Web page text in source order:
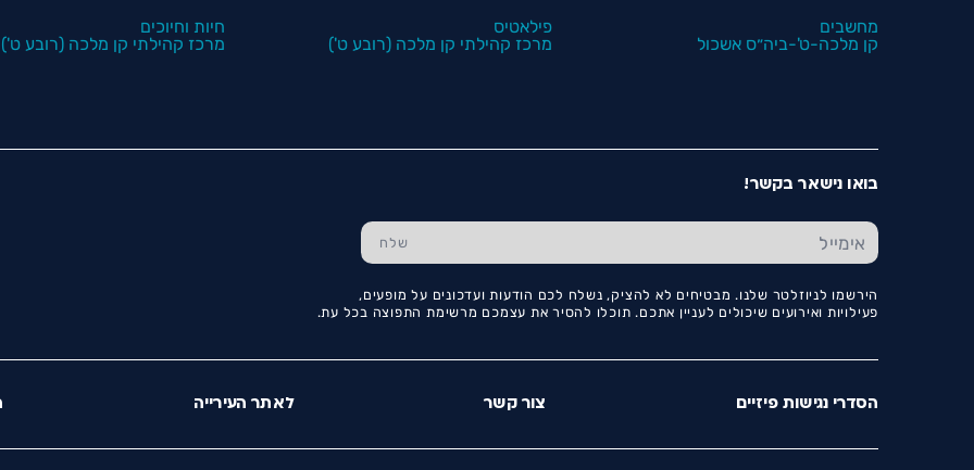
מחשבים
קן מלכה-ט'-ביה״ס אשכול
פילאטיס
מרכז קהילתי קן מלכה (רובע ט')
חיות וחיוכים
מרכז קהילתי קן מלכה (רובע ט')
בואו נישאר בקשר!
הירשמו לניוזלטר שלנו. מבטיחים לא להציק, נשלח לכם הודעות ועדכונים על מופעים,
פעילויות ואירועים שיכולים לעניין אתכם. תוכלו להסיר את עצמכם מרשימת התפוצה בכל עת.
הסדרי נגישות פיזיים צור קשר לאתר העירייה